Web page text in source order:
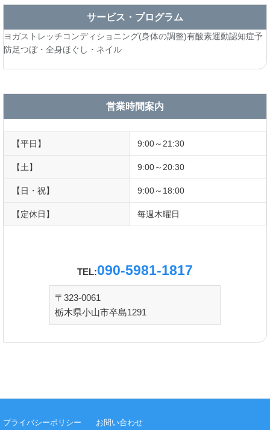
サービス・プログラム
ヨガストレッチコンディショニング(身体の調整)有酸素運動認知症予
防足つぼ・全身ほぐし・ネイル
営業時間案内
【平日】 9:00～21:30
【土】 9:00～20:30
【日・祝】 9:00～18:00
【定休日】 毎週木曜日
TEL:090-5981-1817
〒323-0061
栃木県小山市卒島1291
プライバシーポリシー お問い合わせ